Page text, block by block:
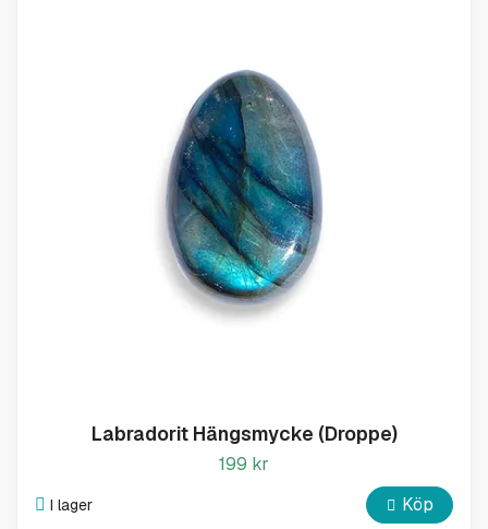
Labradorit Hängsmycke (Droppe)
199 kr
I lager Köp